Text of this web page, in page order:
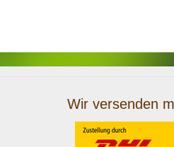
Wir versenden